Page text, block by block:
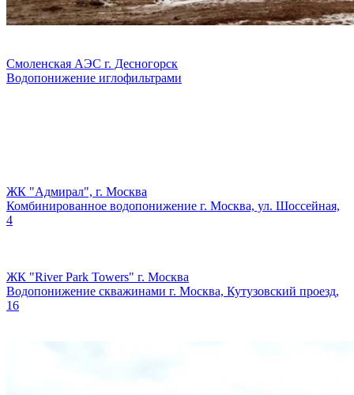
Смоленская АЭС г. Десногорск
Водопонижение иглофильтрами
ЖК "Адмирал", г. Москва
Комбинированное водопонижение г. Москва, ул. Шоссейная,
4
ЖК "River Park Towers" г. Москва
Водопонижение скважинами г. Москва, Кутузовский проезд,
16